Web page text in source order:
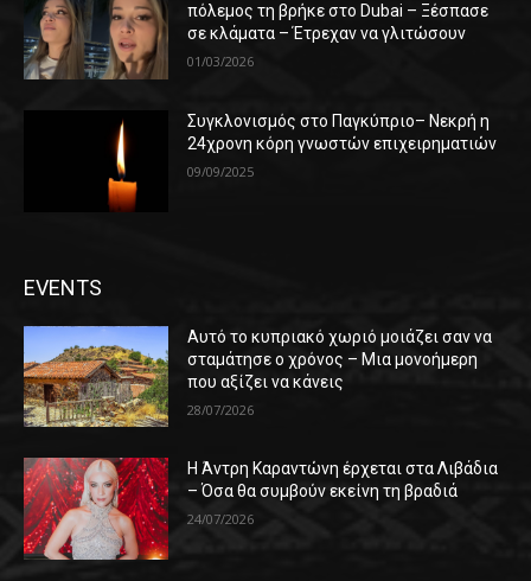
πόλεμος τη βρήκε στο Dubai – Ξέσπασε
σε κλάματα – Έτρεχαν να γλιτώσουν
01/03/2026
Συγκλονισμός στο Παγκύπριο– Νεκρή η
24χρονη κόρη γνωστών επιχειρηματιών
09/09/2025
EVENTS
Αυτό το κυπριακό χωριό μοιάζει σαν να
σταμάτησε ο χρόνος – Μια μονοήμερη
που αξίζει να κάνεις
28/07/2026
Η Άντρη Καραντώνη έρχεται στα Λιβάδια
– Όσα θα συμβούν εκείνη τη βραδιά
24/07/2026